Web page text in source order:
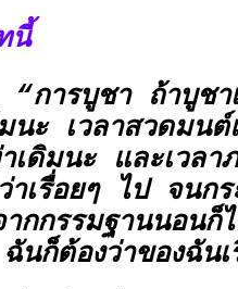
นี้
การบูชา ถ้าบูชา
นะ เวลาสวดมนต์
ดิมนะ และเวลา
เรื่อยๆ ไป จนกร
กกรรมฐานนอนก็
นก็ต้องว่าของฉัน